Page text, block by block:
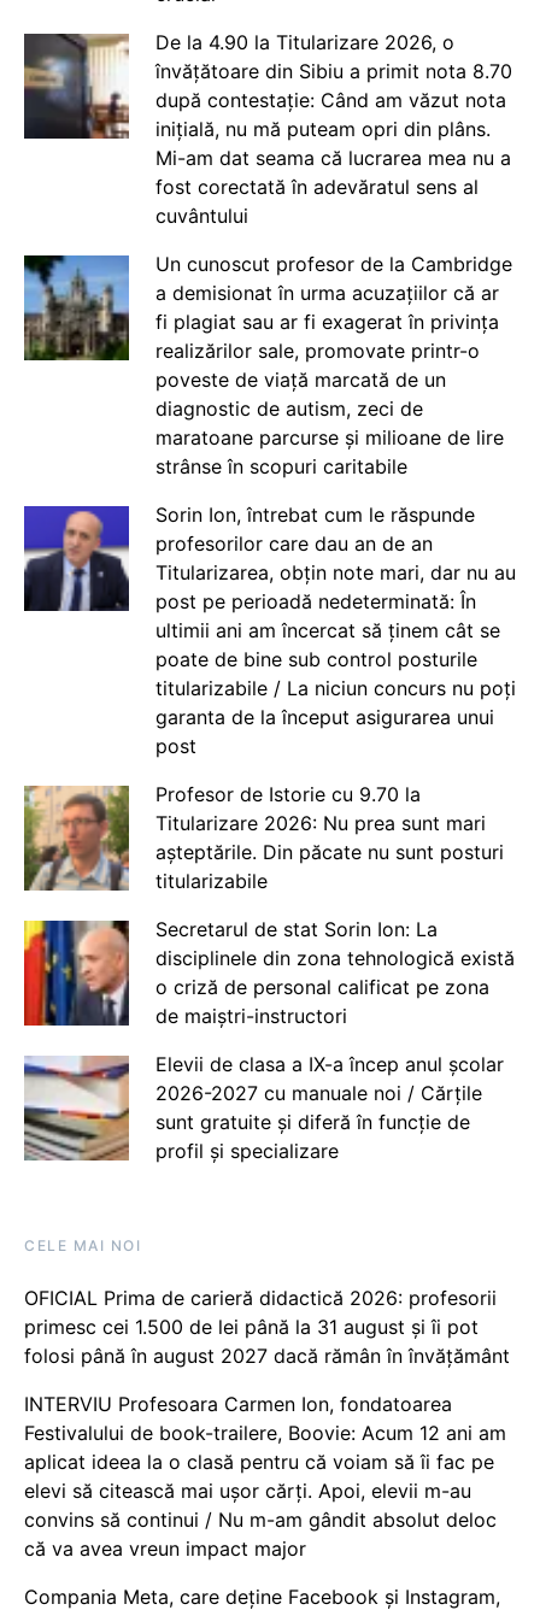
De la 4.90 la Titularizare 2026, o
învățătoare din Sibiu a primit nota 8.70
după contestație: Când am văzut nota
inițială, nu mă puteam opri din plâns.
Mi-am dat seama că lucrarea mea nu a
fost corectată în adevăratul sens al
cuvântului
Un cunoscut profesor de la Cambridge
a demisionat în urma acuzațiilor că ar
fi plagiat sau ar fi exagerat în privința
realizărilor sale, promovate printr-o
poveste de viață marcată de un
diagnostic de autism, zeci de
maratoane parcurse și milioane de lire
strânse în scopuri caritabile
Sorin Ion, întrebat cum le răspunde
profesorilor care dau an de an
Titularizarea, obțin note mari, dar nu au
post pe perioadă nedeterminată: În
ultimii ani am încercat să ținem cât se
poate de bine sub control posturile
titularizabile / La niciun concurs nu poți
garanta de la început asigurarea unui
post
Profesor de Istorie cu 9.70 la
Titularizare 2026: Nu prea sunt mari
așteptările. Din păcate nu sunt posturi
titularizabile
Secretarul de stat Sorin Ion: La
disciplinele din zona tehnologică există
o criză de personal calificat pe zona
de maiștri-instructori
Elevii de clasa a IX-a încep anul școlar
2026-2027 cu manuale noi / Cărțile
sunt gratuite și diferă în funcție de
profil și specializare
CELE MAI NOI
OFICIAL Prima de carieră didactică 2026: profesorii
primesc cei 1.500 de lei până la 31 august și îi pot
folosi până în august 2027 dacă rămân în învățământ
INTERVIU Profesoara Carmen Ion, fondatoarea
Festivalului de book-trailere, Boovie: Acum 12 ani am
aplicat ideea la o clasă pentru că voiam să îi fac pe
elevi să citească mai ușor cărți. Apoi, elevii m-au
convins să continui / Nu m-am gândit absolut deloc
că va avea vreun impact major
Compania Meta, care deține Facebook și Instagram,